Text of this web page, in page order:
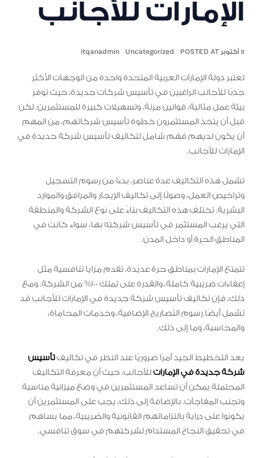
الإمارات للأجانب
١١ أكتوبر POSTED AT Uncategorized
itqanadmin
تعتبر دولة الإمارات العربية المتحدة واحدة من الوجهات الأكثر
جذبًا للأجانب الراغبين في تأسيس شركات جديدة، حيث توفر
بيئة عمل مثالية، قوانين مرنة، وتسهيلات كبيرة للمستثمرين. لكن
قبل أن يتخذ المستثمرون خطوة تأسيس شركاتهم، من المهم
أن يكون لديهم فهم شامل لتكاليف تأسيس شركة جديدة في
الإمارات للأجانب.
تشمل هذه التكاليف عدة عناصر، بدءًا من رسوم التسجيل
وتراخيص العمل، وصولًا إلى تكاليف الإيجار والمرافق والموارد
البشرية. تختلف هذه التكاليف بناءً على نوع الشركة والمنطقة
التي يرغب المستثمر في تأسيس شركته بها، سواء كانت في
المناطق الحرة أو داخل المدن.
تتمتع الإمارات بمناطق حرة عديدة، تقدم مزايا تنافسية مثل
إعفاءات ضريبية كاملة، والقدرة على تملك 100% من الشركة. ومع
ذلك، فإن تكاليف تأسيس شركة جديدة في الإمارات للأجانب قد
تشمل أيضًا رسوم التصاريح الإضافية، وخدمات المحاماة،
والمحاسبة، وما إلى ذلك.
يعد التخطيط الجيد أمرًا ضروريًا عند النظر في تكاليفتأسيس
شركة جديدة في الإماراتللأجانب، حيث أن معرفة التكاليف
المحتملة يمكن أن تساعد المستثمرين في وضع ميزانية مناسبة
وتجنب المفاجآت. بالإضافة إلى ذلك، يجب على المستثمرين أن
يكونوا على دراية بالتزاماتهم القانونية والضريبية، مما يساهم
في تحقيق النجاح المستدام لشركتهم في سوق تنافسي.